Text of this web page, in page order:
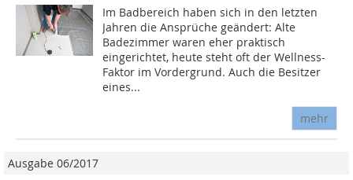
Im Badbereich haben sich in den letzten
Jahren die Ansprüche geändert: Alte
Badezimmer waren eher praktisch
eingerichtet, heute steht oft der Wellness-
Faktor im Vordergrund. Auch die Besitzer
eines...
mehr
Ausgabe 06/2017